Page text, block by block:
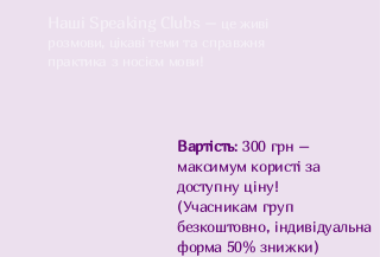
Вартість: 300 грн –
максимум користі за
доступну ціну!
(Учасникам груп
безкоштовно, індивідуальна
форма 50% знижки)